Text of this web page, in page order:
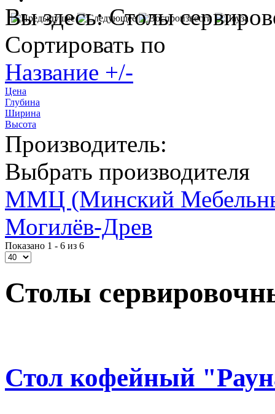
Вы здесь:Столы
Сортировать по
Название +/-
Цена
Глубина
Ширина
Высота
Производитель:
Выбрать производителя
ММЦ (Минский
Могилёв-Древ
Показано 1 - 6 из 6
Столы
Стол кофейный